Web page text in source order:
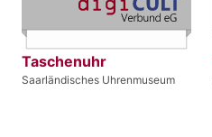
Taschenuhr
Saarländisches Uhrenmuseum